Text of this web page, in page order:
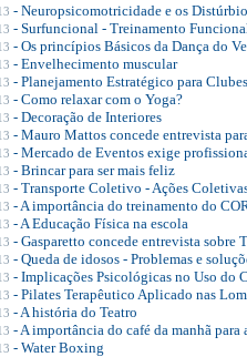
- Neuropsicomotricidade e os
- Surfuncional - Treinamento
- Os princípios Básicos da Dança do
- Envelhecimento muscular
- Planejamento Estratégico para
- Como relaxar com o Yoga?
- Decoração de Interiores
- Mauro Mattos concede entrevista
- Mercado de Eventos exige
- Brincar para ser mais feliz
- Transporte Coletivo - Ações
- A importância do treinamento do
- A Educação Física na escola
- Gasparetto concede entrevista sobre
- Queda de idosos - Problemas e
- Implicações Psicológicas no Uso do
- Pilates Terapêutico Aplicado nas
- A história do Teatro
- A importância do café da manhã para
- Water Boxing